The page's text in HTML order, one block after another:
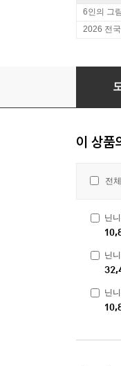
6인의 그
2026 전
닌니와
이 상품
전체
닌
닌
닌